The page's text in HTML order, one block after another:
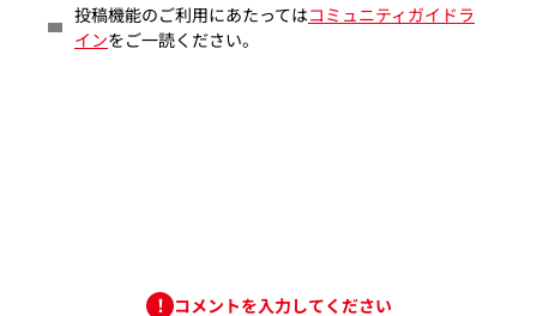
投稿機能のご利用にあたってはコミュニティガイドラ
インをご一読ください。
コメントを入力してください